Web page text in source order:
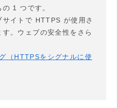
1 つです。
イトで HTTPS が使用さ
。ウェブの安全性をさら
（HTTPSをシグナルに使